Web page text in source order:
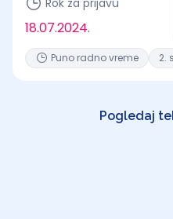
Rok za prijavu
18.07.2024.
Puno radno vreme 2.
Pogledaj